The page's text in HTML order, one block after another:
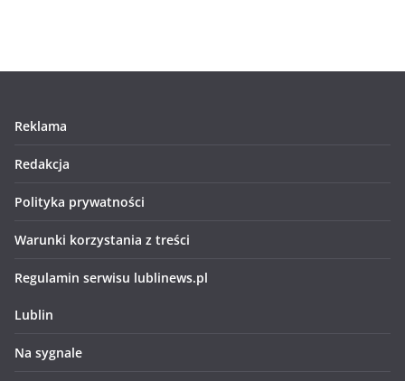
Reklama
Redakcja
Polityka prywatności
Warunki korzystania z treści
Regulamin serwisu lublinews.pl
Lublin
Na sygnale